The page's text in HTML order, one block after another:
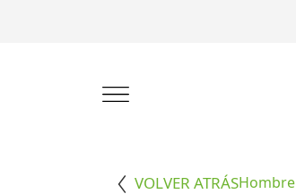
VOLVER ATRÁSHombre